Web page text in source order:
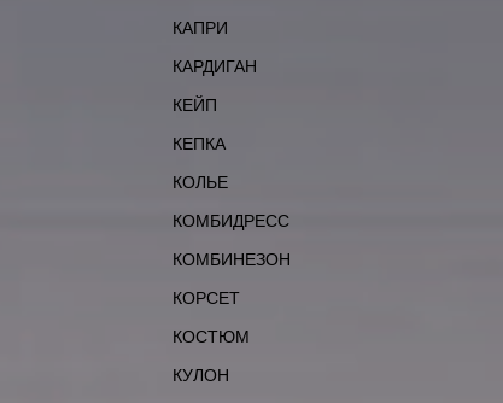
КАПРИ
КАРДИГАН
КЕЙП
КЕПКА
КОЛЬЕ
КОМБИДРЕСС
КОМБИНЕЗОН
КОРСЕТ
КОСТЮМ
КУЛОН